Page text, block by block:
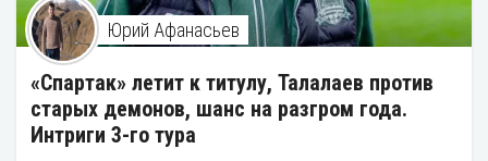
Юрий Афанасьев
«Спартак» летит к титулу, Талалаев против
старых демонов, шанс на разгром года.
Интриги 3-го тура